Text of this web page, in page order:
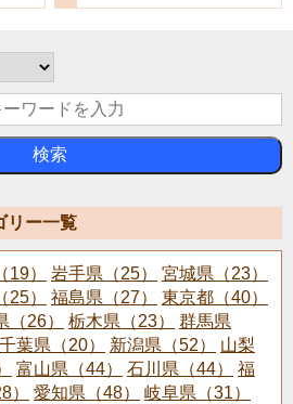
検索
リー一覧
19） 岩手県（25）
宮城県（23）
25） 福島県（27）
東京都（40）
（26） 栃木県（23）
群馬県
千葉県（20） 新潟県（52）
山梨
富山県（44） 石川県（44）
福
） 愛知県（48）
岐阜県（31）